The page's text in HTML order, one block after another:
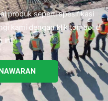
produk seperti spesifikasi
kami dengan klik tombol di
ini.